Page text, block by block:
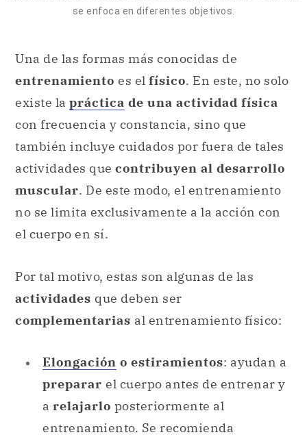
se enfoca en diferentes objetivos.
Una de las formas más conocidas de
entrenamiento es el físico. En este, no solo
existe la práctica de una actividad física
con frecuencia y constancia, sino que
también incluye cuidados por fuera de tales
actividades que contribuyen al desarrollo
muscular. De este modo, el entrenamiento
no se limita exclusivamente a la acción con
el cuerpo en sí.
Por tal motivo, estas son algunas de las
actividades que deben ser
complementarias al entrenamiento físico:
Elongación o estiramientos: ayudan a
preparar el cuerpo antes de entrenar y
a relajarlo posteriormente al
entrenamiento. Se recomienda